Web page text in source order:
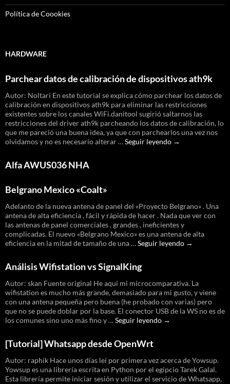
Política de Coookies
HARDWARE
Parchear datos de calibración de dispositivos ath9k
Autor: Noltari En este tutorial se explica cómo parchear los datos de
calibración en dispositivos ath9k para eliminar las restricciones
existentes sobre los canales WiFi.danitool sugirió saltarnos las
restricciones del driver ath9k parcheando los datos de calibración, lo
que me pareció una buena idea, ya que con parchearlos una vez nos
olvidamos y no es necesario alterar …Seguir leyendo Parchear
→
Alfa AWUS036 NHA
Belgrano Mexico «Coalt»
Adelanto de la nueva antena de panel del «Proyecto Belgrano» . Una
antena de alta eficiencia , fácil y rápida de hacer . Nada que ver con
las antenas de panel comerciales , grandes , ineficientes y
complicadas. El nuevo «Belgrano Mexico» es una antena de alta
eficiencia en la mitad de tamaño de una …Seguir leyendo Belgrano
→
Análisis Wifistation vs SignalKing
Autor: skan Fuente original He aquí mi microcomparativa. La
wifistation es mucho más grande, demasiado para mi gusto, y viene
con una antena pequeña pero buena (he probado con varias) pero
que no se puede doblar por la base. El conector USB de la WS no es de
los comunes sino uno más fino y …Seguir leyendo Análisis
→
[Tutorial] Whatsapp desde OpenWrt
Autor: raphik Hace unos días leí por primera vez acerca de Yowsup.
Yowsup es una librería escrita en Python por el egipcio Tarek Galal.
Esta librería permite iniciar sesión y utilizar el servicio de Whatsapp,